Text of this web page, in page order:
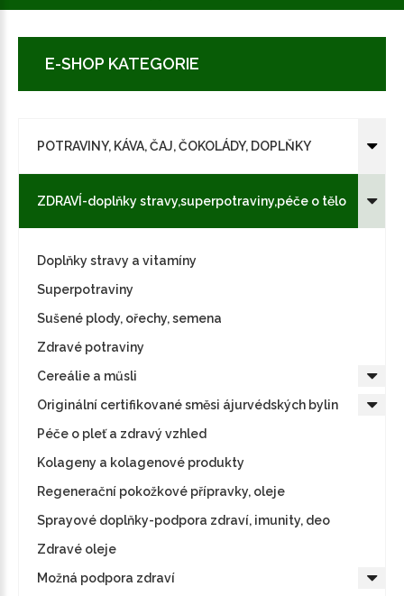
E-SHOP KATEGORIE
POTRAVINY, KÁVA, ČAJ, ČOKOLÁDY, DOPLŇKY
ZDRAVÍ-doplňky stravy,superpotraviny,péče o tělo
Doplňky stravy a vitamíny
Superpotraviny
Sušené plody, ořechy, semena
Zdravé potraviny
Cereálie a műsli
Originální certifikované směsi ájurvédských bylin
Péče o pleť a zdravý vzhled
Kolageny a kolagenové produkty
Regenerační pokožkové přípravky, oleje
Sprayové doplňky-podpora zdraví, imunity, deo
Zdravé oleje
Možná podpora zdraví